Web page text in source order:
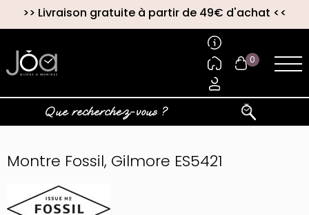
>> Livraison gratuite à partir de 49€ d'achat <<
0
Montre Fossil, Gilmore ES5421